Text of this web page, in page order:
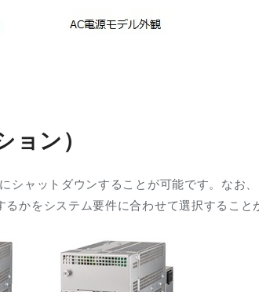
ン）
ャットダウンすることが可能です。なお
かをシステム要件に合わせて選択すること